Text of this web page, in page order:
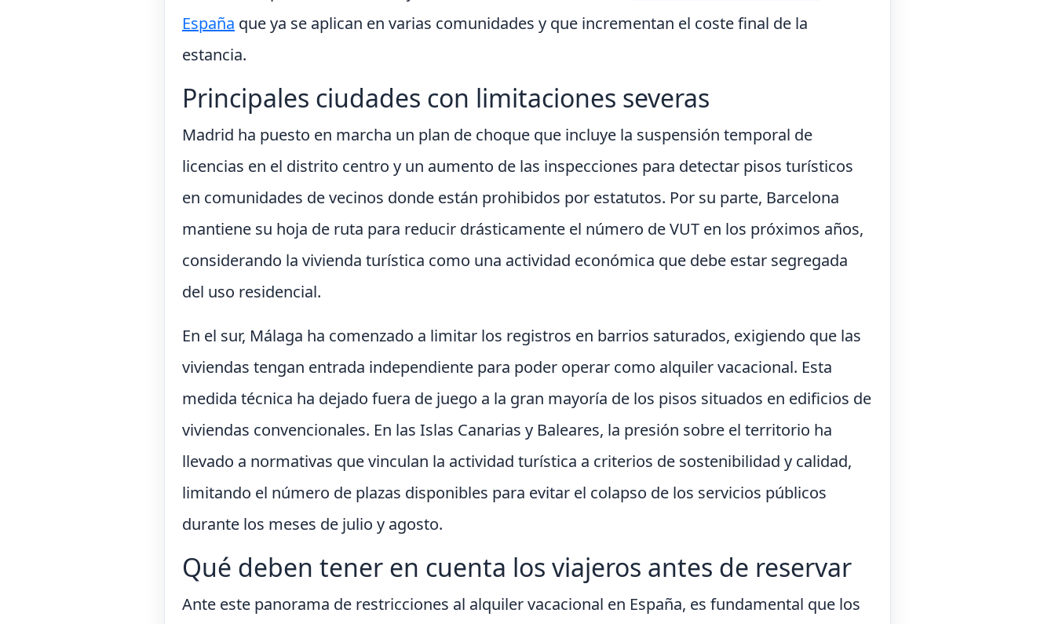
España que ya se aplican en varias comunidades y que incrementan el coste final de la
estancia.
Principales ciudades con limitaciones severas
Madrid ha puesto en marcha un plan de choque que incluye la suspensión temporal de
licencias en el distrito centro y un aumento de las inspecciones para detectar pisos turísticos
en comunidades de vecinos donde están prohibidos por estatutos. Por su parte, Barcelona
mantiene su hoja de ruta para reducir drásticamente el número de VUT en los próximos años,
considerando la vivienda turística como una actividad económica que debe estar segregada
del uso residencial.
En el sur, Málaga ha comenzado a limitar los registros en barrios saturados, exigiendo que las
viviendas tengan entrada independiente para poder operar como alquiler vacacional. Esta
medida técnica ha dejado fuera de juego a la gran mayoría de los pisos situados en edificios de
viviendas convencionales. En las Islas Canarias y Baleares, la presión sobre el territorio ha
llevado a normativas que vinculan la actividad turística a criterios de sostenibilidad y calidad,
limitando el número de plazas disponibles para evitar el colapso de los servicios públicos
durante los meses de julio y agosto.
Qué deben tener en cuenta los viajeros antes de reservar
Ante este panorama de restricciones al alquiler vacacional en España, es fundamental que los